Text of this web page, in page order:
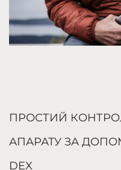
ПРОСТИЙ
АПАРАТУ ЗА
DEX